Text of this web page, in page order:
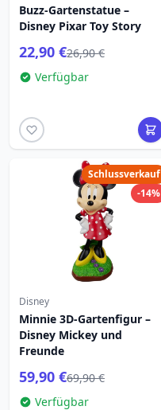
Buzz-Gartenstatue –
Disney Pixar Toy Story
22,90 €26,90 €
Verfügbar
Schlussverkauf
-14%
Disney
Minnie 3D-Gartenfigur –
Disney Mickey und
Freunde
59,90 €69,90 €
Verfügbar